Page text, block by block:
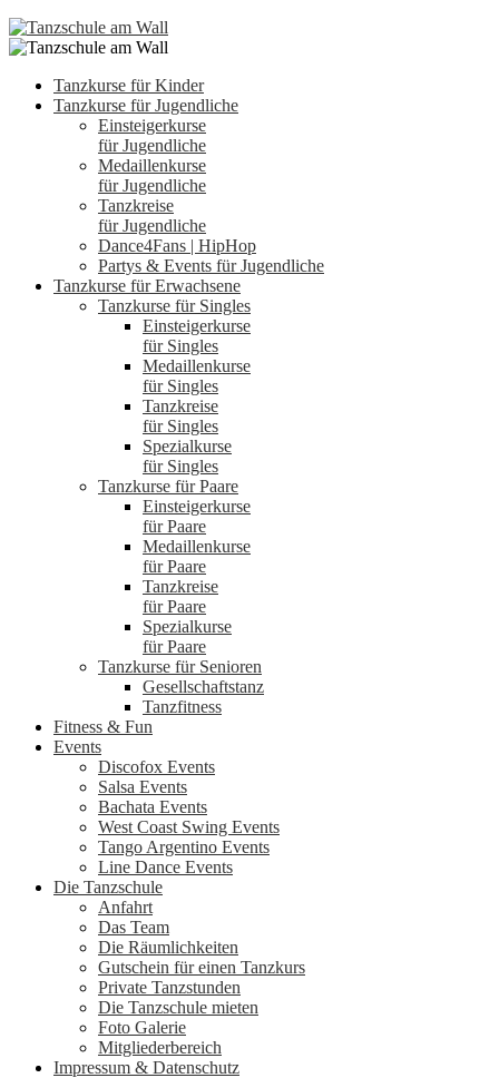
Tanzkurse für Kinder
Tanzkurse für Jugendliche
Einsteigerkurse
für Jugendliche
Medaillenkurse
für Jugendliche
Tanzkreise
für Jugendliche
Dance4Fans | HipHop
Partys & Events für Jugendliche
Tanzkurse für Erwachsene
Tanzkurse für Singles
Einsteigerkurse
für Singles
Medaillenkurse
für Singles
Tanzkreise
für Singles
Spezialkurse
für Singles
Tanzkurse für Paare
Einsteigerkurse
für Paare
Medaillenkurse
für Paare
Tanzkreise
für Paare
Spezialkurse
für Paare
Tanzkurse für Senioren
Gesellschaftstanz
Tanzfitness
Fitness & Fun
Events
Discofox Events
Salsa Events
Bachata Events
West Coast Swing Events
Tango Argentino Events
Line Dance Events
Die Tanzschule
Anfahrt
Das Team
Die Räumlichkeiten
Gutschein für einen Tanzkurs
Private Tanzstunden
Die Tanzschule mieten
Foto Galerie
Mitgliederbereich
Impressum & Datenschutz